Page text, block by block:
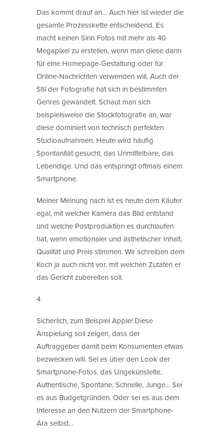
Das kommt drauf an… Auch hier ist wieder die
gesamte Prozesskette entscheidend. Es
macht keinen Sinn Fotos mit mehr als 40
Megapixel zu erstellen, wenn man diese dann
für eine Homepage-Gestaltung oder für
Online-Nachrichten verwenden will. Auch der
Stil der Fotografie hat sich in bestimmten
Genres gewandelt. Schaut man sich
beispielsweise die Stockfotografie an, war
diese dominiert von technisch perfekten
Studioaufnahmen. Heute wird häufig
Spontanität gesucht, das Unmittelbare, das
Lebendige. Und das entspringt oftmals einem
Smartphone.
Meiner Meinung nach ist es heute dem Käufer
egal, mit welcher Kamera das Bild entstand
und welche Postproduktion es durchlaufen
hat, wenn emotionaler und ästhetischer Inhalt,
Qualität und Preis stimmen. Wir schreiben dem
Koch ja auch nicht vor, mit welchen Zutaten er
das Gericht zubereiten soll.
4
Sicherlich, zum Beispiel Apple! Diese
Anspielung soll zeigen, dass der
Auftraggeber damit beim Konsumenten etwas
bezwecken will. Sei es über den Look der
Smartphone-Fotos, das Ungekünstelte,
Authentische, Spontane, Schnelle, Junge… Sei
es aus Budgetgründen. Oder sei es aus dem
Interesse an den Nutzern der Smartphone-
Ära selbst…